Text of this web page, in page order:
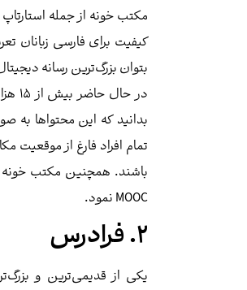
مکتب خونه از جمله
بتوان بزرگ‌ترین رسانه
در
بدانید که این محتواها به
تمام افراد فارغ از موقعیت
MOOC نمود.
2. فرادرس